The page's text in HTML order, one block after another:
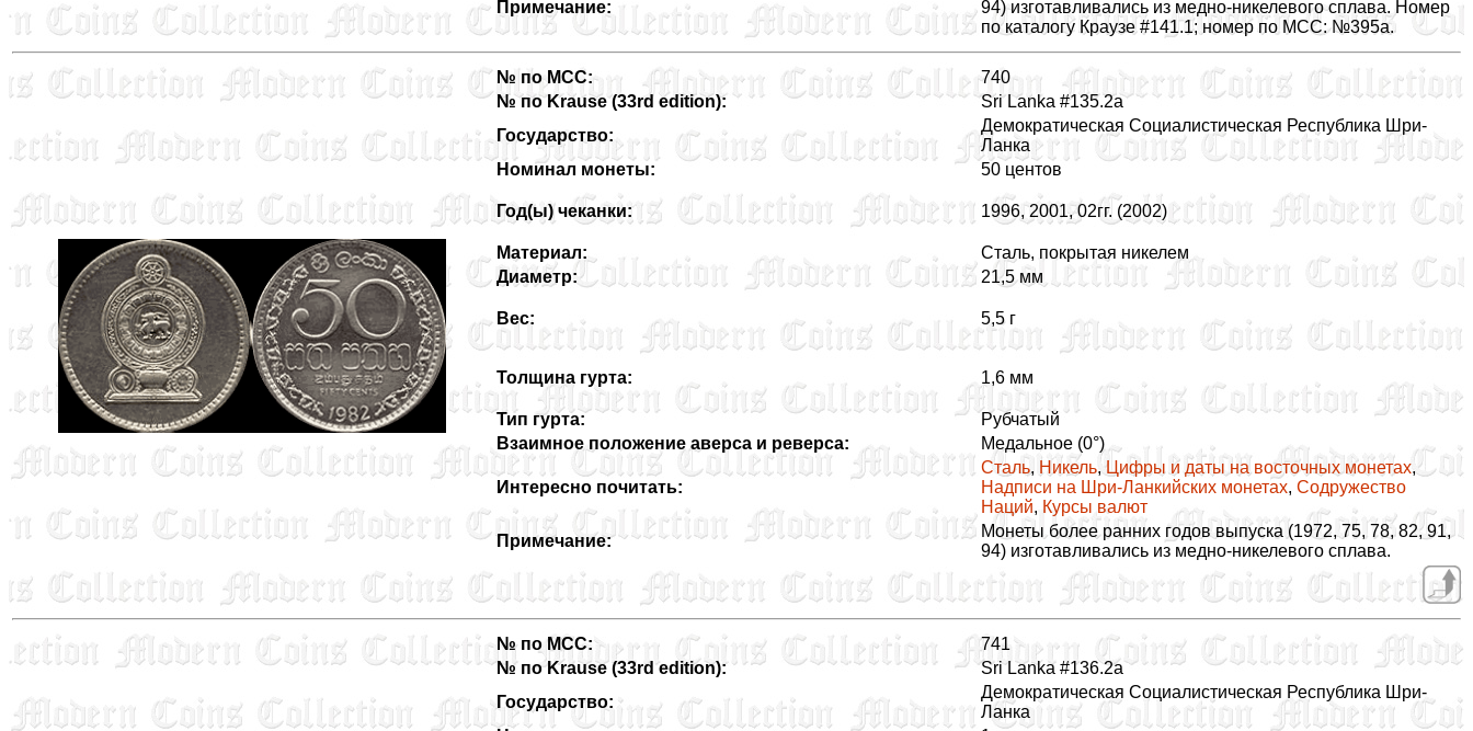
Примечание:
94) изготавливались из медно-никелевого сплава. Номер
по каталогу Краузе #141.1; номер по МСС: №395a.
№ по MCC:
740
№ по Krause (33rd edition):
Sri Lanka #135.2a
Государство:
Демократическая Социалистическая Республика Шри-
Ланка
Номинал монеты:
50 центов
Год(ы) чеканки: 1996, 2001, 02гг. (2002)
Материал:
Сталь, покрытая никелем
Диаметр:
21,5 мм
Вес: 5,5 г
Толщина гурта: 1,6 мм
Тип гурта:
Рубчатый
Взаимное положение аверса и реверса:
Медальное (0°)
Интересно почитать:
Сталь, Никель, Цифры и даты на восточных монетах,
Надписи на Шри-Ланкийских монетах, Содружество
Наций, Курсы валют
Примечание:
Монеты более ранних годов выпуска (1972, 75, 78, 82, 91,
94) изготавливались из медно-никелевого сплава.
№ по MCC:
741
№ по Krause (33rd edition):
Sri Lanka #136.2a
Государство:
Демократическая Социалистическая Республика Шри-
Ланка